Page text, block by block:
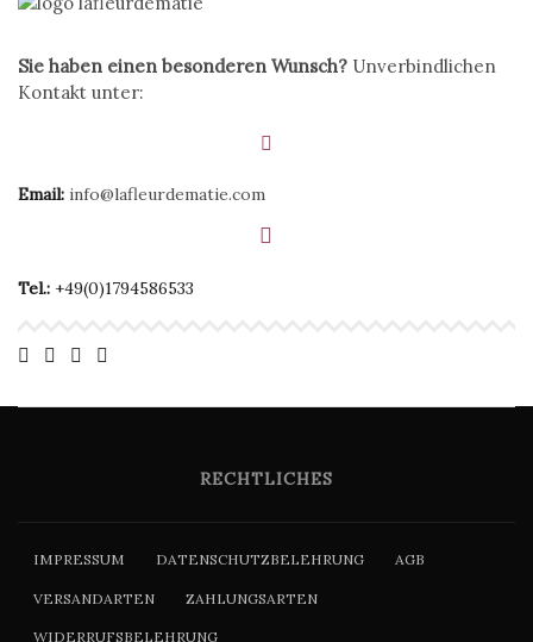
Sie haben einen besonderen Wunsch? Unverbindlichen
Kontakt unter:
Email: info@lafleurdematie.com
Tel.: +49(0)1794586533
RECHTLICHES
IMPRESSUM DATENSCHUTZBELEHRUNG AGB
VERSANDARTEN ZAHLUNGSARTEN
WIDERRUFSBELEHRUNG